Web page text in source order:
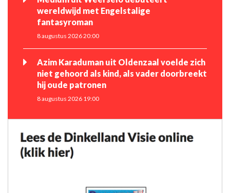
wereldwijd met Engelstalige
fantasyroman
8 augustus 2026 20:00
Azim Karaduman uit Oldenzaal voelde zich
niet gehoord als kind, als vader doorbreekt
hij oude patronen
8 augustus 2026 19:00